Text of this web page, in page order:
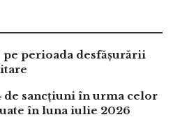
perioada desfășurării
de sancțiuni în urma celor
în luna iulie 2026